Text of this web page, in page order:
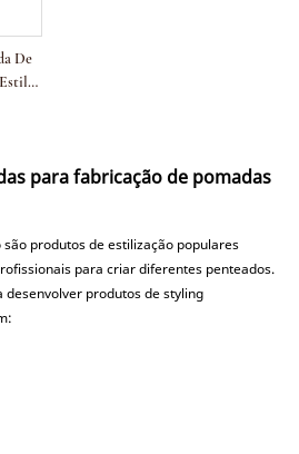
De
para fabricação de pomadas
produtos de estilização populares
para criar diferentes penteados.
desenvolver produtos de styling